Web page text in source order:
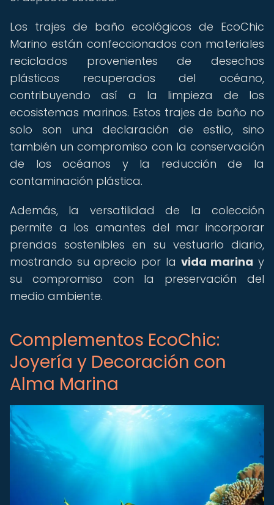
Los trajes de baño ecológicos de EcoChic
Marino están confeccionados con materiales
reciclados provenientes de desechos
plásticos recuperados del océano,
contribuyendo así a la limpieza de los
ecosistemas marinos. Estos trajes de baño no
solo son una declaración de estilo, sino
también un compromiso con la conservación
de los océanos y la reducción de la
contaminación plástica.
Además, la versatilidad de la colección
permite a los amantes del mar incorporar
prendas sostenibles en su vestuario diario,
mostrando su aprecio por la vida marina y
su compromiso con la preservación del
medio ambiente.
Complementos EcoChic:
Joyería y Decoración con
Alma Marina